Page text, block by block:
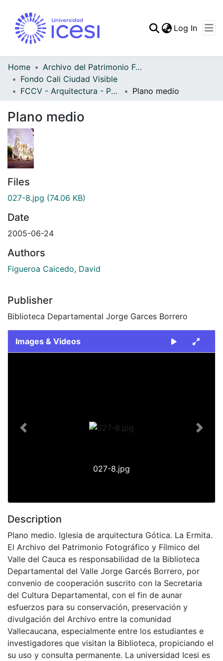
Log In
Home
Archivo del Patrimonio Fotográfico y Fílmico del Valle del Cauca
Fondo Cali Ciudad Visible
FCCV - Arquitectura - Patrimonial
Plano medio
Plano medio
Files
027-8.jpg (74.06 KB)
Date
2005-06-24
Authors
Figueroa Caicedo, David
Publisher
Biblioteca Departamental Jorge Garces Borrero
Images & Videos
027-8.jpg
Previous Next
Description
Plano medio. Iglesia de arquitectura Gótica. La Ermita.
El Archivo del Patrimonio Fotográfico y Fílmico del
Valle del Cauca es responsabilidad de la Biblioteca
Departamental del Valle Jorge Garcés Borrero, por
convenio de cooperación suscrito con la Secretaria
del Cultura Departamental, con el fin de aunar
esfuerzos para su conservación, preservación y
divulgación del Archivo entre la comunidad
Vallecaucana, especialmente entre los estudiantes e
investigadores que visitan la Biblioteca, propiciando el
su uso y consulta permanente. La universidad Icesi es